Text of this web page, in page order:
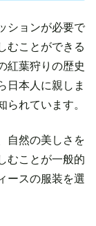
ションが必要で
むことができる
紅葉狩りの歴史
日本人に親しま
れています。
自然の美しさを
むことが一般的
ースの服装を選